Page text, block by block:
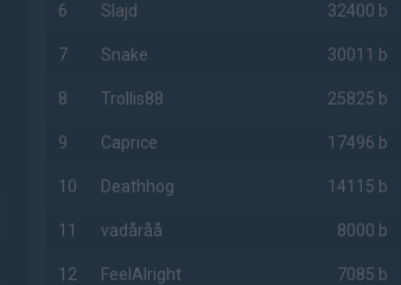
6 Slajd 32400 b
7 Snake 30011 b
8 Trollis88 25825 b
9 Caprice 17496 b
10 Deathhog 14115 b
11 vadåråå 8000 b
12 FeelAlright 7085 b